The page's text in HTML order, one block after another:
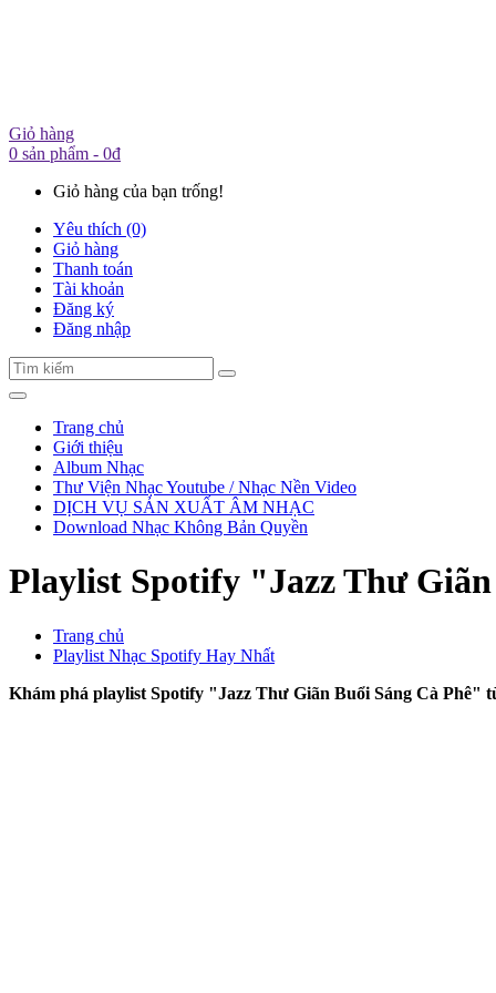
Giỏ hàng
0 sản phẩm - 0đ
Giỏ hàng của bạn trống!
Yêu thích (0)
Giỏ hàng
Thanh toán
Tài khoản
Đăng ký
Đăng nhập
Trang chủ
Giới thiệu
Album Nhạc
Thư Viện Nhạc Youtube / Nhạc Nền Video
DỊCH VỤ SẢN XUẤT ÂM NHẠC
Download Nhạc Không Bản Quyền
Playlist Spotify "Jazz Thư
Trang chủ
Playlist Nhạc Spotify Hay Nhất
Khám phá playlist Spotify "Jazz Thư Giãn Buổi Sáng Cà Phê"